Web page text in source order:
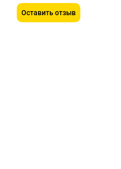
Оставить отзыв